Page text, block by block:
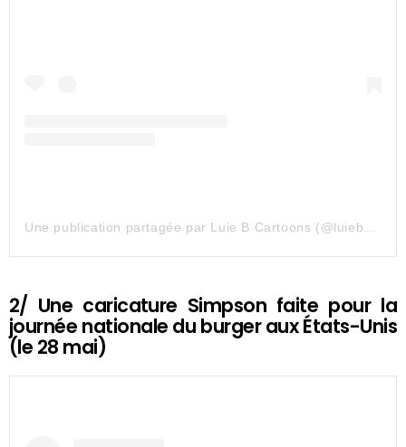
Une publication partagée par Luie B Cartoons (@luiebcartoons)
2/ Une caricature Simpson faite pour la
journée nationale du burger aux États-Unis
(le 28 mai)